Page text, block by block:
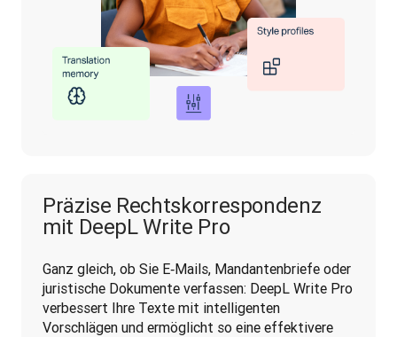
Präzise Rechtskorrespondenz
mit DeepL Write Pro
Ganz gleich, ob Sie E‑Mails, Mandantenbriefe oder
juristische Dokumente verfassen: DeepL Write Pro
verbessert Ihre Texte mit intelligenten
Vorschlägen und ermöglicht so eine effektivere